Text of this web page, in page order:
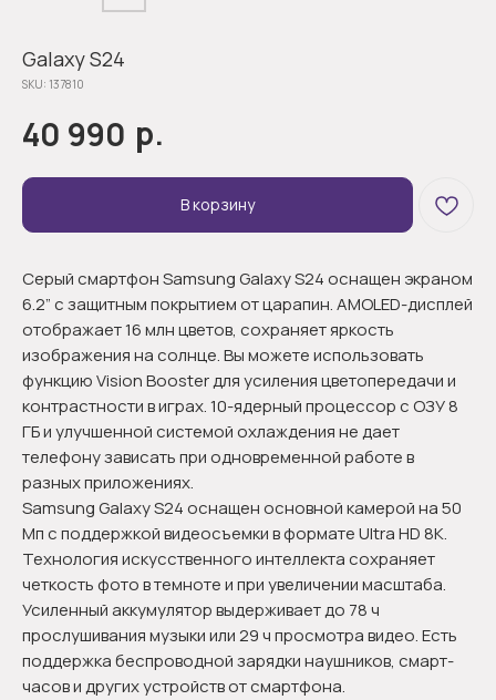
Galaxy S24
SKU: 137810
40 990 р.
В корзину
Серый смартфон Samsung Galaxy S24 оснащен экраном
6.2” с защитным покрытием от царапин. AMOLED-дисплей
отображает 16 млн цветов, сохраняет яркость
изображения на солнце. Вы можете использовать
функцию Vision Booster для усиления цветопередачи и
контрастности в играх. 10-ядерный процессор с ОЗУ 8
ГБ и улучшенной системой охлаждения не дает
телефону зависать при одновременной работе в
разных приложениях.
Samsung Galaxy S24 оснащен основной камерой на 50
Мп с поддержкой видеосъемки в формате Ultra HD 8K.
Технология искусственного интеллекта сохраняет
четкость фото в темноте и при увеличении масштаба.
Усиленный аккумулятор выдерживает до 78 ч
прослушивания музыки или 29 ч просмотра видео. Есть
поддержка беспроводной зарядки наушников, смарт-
часов и других устройств от смартфона.